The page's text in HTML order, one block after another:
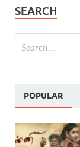
SEARCH
POPULAR